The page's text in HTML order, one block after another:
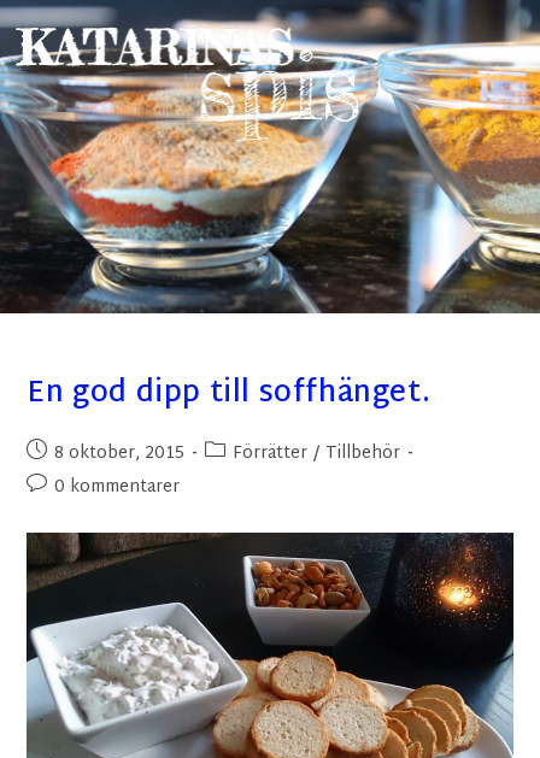
En god dipp till soffhänget.
8 oktober, 2015 Förrätter / Tillbehör
0 kommentarer